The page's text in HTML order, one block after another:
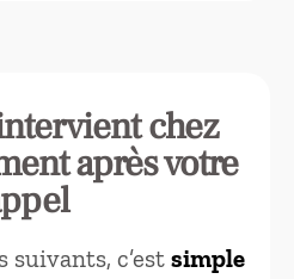
chez
après votre
suivants, c’est simple